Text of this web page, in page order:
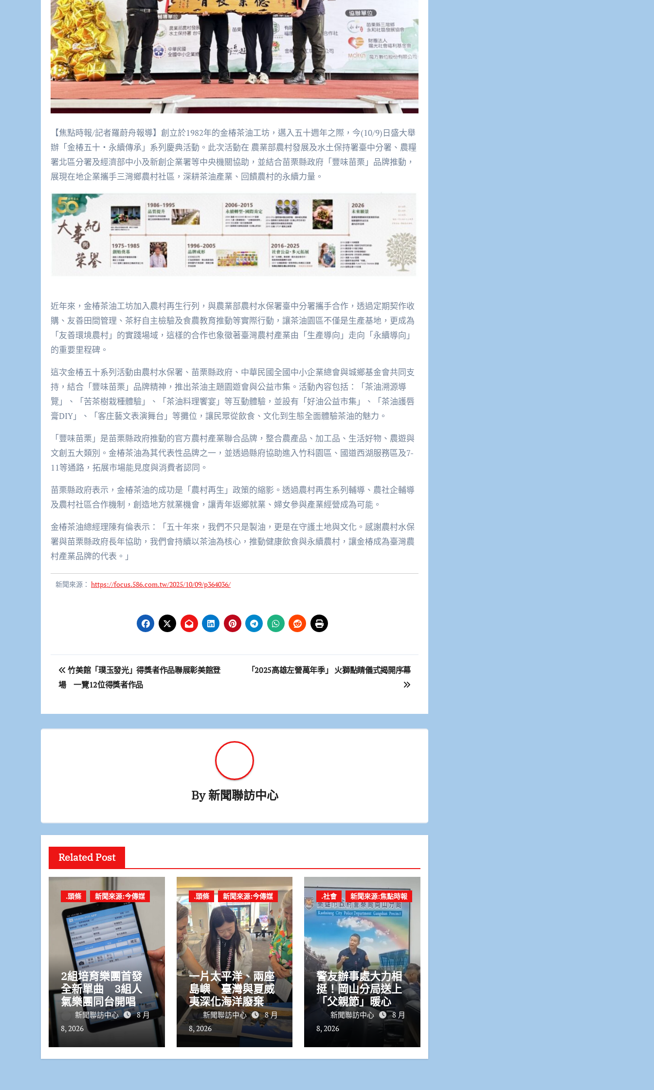
【焦點時報/記者羅蔚舟報導】創立於1982年的金椿茶油工坊，邁入五十週年之際，今(10/9)日盛大舉
辦「金椿五十・永續傳承」系列慶典活動。此次活動在 農業部農村發展及水土保持署臺中分署、農糧
署北區分署及經濟部中小及新創企業署等中央機關協助，並結合苗栗縣政府「豐味苗栗」品牌推動，
展現在地企業攜手三灣鄉農村社區，深耕茶油產業、回饋農村的永續力量。
近年來，金椿茶油工坊加入農村再生行列，與農業部農村水保署臺中分署攜手合作，透過定期契作收
購、友善田間管理、茶籽自主檢驗及食農教育推動等實際行動，讓茶油園區不僅是生產基地，更成為
「友善環境農村」的實踐場域，這樣的合作也象徵著臺灣農村產業由「生產導向」走向「永續導向」
的重要里程碑。
這次金椿五十系列活動由農村水保署、苗栗縣政府、中華民國全國中小企業總會與城鄉基金會共同支
持，結合「豐味苗栗」品牌精神，推出茶油主題園遊會與公益市集。活動內容包括：「茶油溯源導
覽」、「苦茶樹栽種體驗」、「茶油料理饗宴」等互動體驗，並設有「好油公益市集」、「茶油護唇
膏DIY」、「客庄藝文表演舞台」等攤位，讓民眾從飲食、文化到生態全面體驗茶油的魅力。
「豐味苗栗」是苗栗縣政府推動的官方農村產業聯合品牌，整合農產品、加工品、生活好物、農遊與
文創五大類別。金椿茶油為其代表性品牌之一，並透過縣府協助進入竹科園區、國道西湖服務區及7-
11等通路，拓展市場能見度與消費者認同。
苗栗縣政府表示，金椿茶油的成功是「農村再生」政策的縮影。透過農村再生系列輔導、農社企輔導
及農村社區合作機制，創造地方就業機會，讓青年返鄉就業、婦女參與產業經營成為可能。
金椿茶油總經理陳有倫表示：「五十年來，我們不只是製油，更是在守護土地與文化。感謝農村水保
署與苗栗縣政府長年協助，我們會持續以茶油為核心，推動健康飲食與永續農村，讓金椿成為臺灣農
村產業品牌的代表。」
新聞來源： https://focus.586.com.tw/2025/10/09/p364036/
文
章
覽
竹美館「璞玉發光」得獎者作品聯展彰美館登
場 一覽12位得獎者作品
「2025高雄左營萬年季」 火獅點睛儀式揭開序幕
By新聞聯訪中心
Related Post
.頭條 新聞來源:今傳媒
2組培育樂團首發
全新單曲 3組人
氣樂團同台開唱 從
產業開箱到駁二開
唱！「高速青春」
登場
新聞聯訪中心
8 月
8, 2026
.頭條 新聞來源:今傳媒
一片太平洋、兩座
島嶼 臺灣與夏威
夷深化海洋廢棄物
治理合作 臺美聯手
跨太平洋治海廢
新聞聯訪中心
8 月
8, 2026
.社會 新聞來源:焦點時報
警友辦事處大力相
挺！岡山分局送上
「父親節」暖心祝
福 新聞聯訪中心
8 月
8, 2026